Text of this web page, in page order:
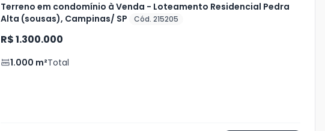
Terreno em condomínio à Venda - Loteamento Residencial Pedra
Alta (sousas), Campinas/ SP
Cód. 215205
R$ 1.300.000
1.000 m²Total